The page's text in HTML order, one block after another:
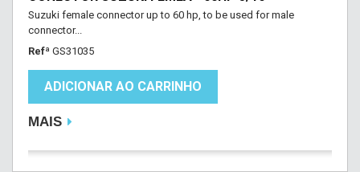
Suzuki female connector up to 60 hp, to be used for male
connector...
Refª GS31035
ADICIONAR AO CARRINHO
MAIS